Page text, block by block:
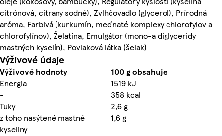
citrónová, citrany sodné), Zvlhčovadlo (glycerol), Prírodná
aróma, Farbivá (kurkumín, meďnaté komplexy chlorofylov a
chlorofylínov), Želatína, Emulgátor (mono-a diglyceridy
mastných kyselín), Povlaková látka (šelak)
Výživové údaje
Výživové hodnoty
100 g obsahuje
Energia
1519 kJ
-
358 kcal
Tuky
2,6 g
z toho nasýtené mastné
kyseliny
1,6 g